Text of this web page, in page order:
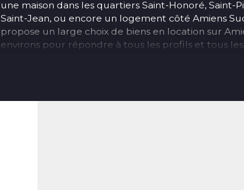
une maison dans les quartiers Saint-Honoré, Saint-
Saint-Jean, ou encore un logement côté Amiens
propose un large choix de biens en location sur
environs pour répondre à tous les profils et tous
suivi administratif.